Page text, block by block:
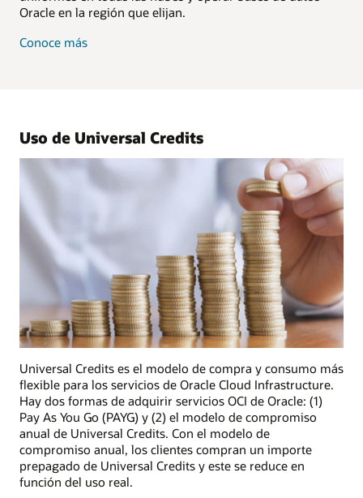
Oracle en la región que elijan.
Conoce mássobre
Uso de Universal Credits
Universal Credits es el modelo de compra y consumo más
flexible para los servicios de Oracle Cloud Infrastructure.
Hay dos formas de adquirir servicios OCI de Oracle: (1)
Pay As You Go (PAYG) y (2) el modelo de compromiso
anual de Universal Credits. Con el modelo de
compromiso anual, los clientes compran un importe
prepagado de Universal Credits y este se reduce en
función del uso real.